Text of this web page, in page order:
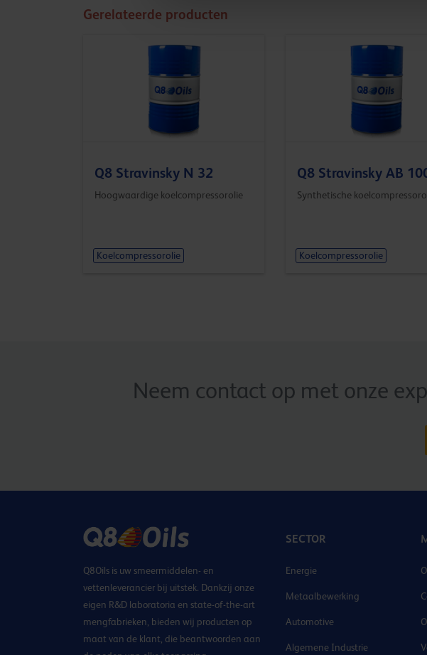
Gerelateerde producten
Q8 Stravinsky N 32
Hoogwaardige koelcompressorolie
Koelcompressorolie
Q8 Stravinsky AB
Synthetische
Koelcompressorolie
Neem contact op met onze
Q8Oils is uw smeermiddelen- en
vettenleverancier bij uitstek. Dankzij onze
eigen R&D laboratoria en state-of-the-art
mengfabrieken, bieden wij producten op
maat van de klant, die beantwoorden aan
SECTOR
Energie
Metaalbewerking
Automotive
Algemene Industrie